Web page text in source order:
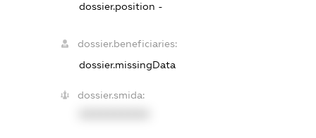
dossier.position -
dossier.beneficiaries:
dossier.missingData
dossier.smida: